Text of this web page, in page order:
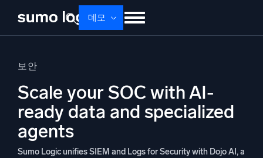
content
데모
Dojo AI 새로움
멀티에이전트 AI 플랫폼
보안
Scale your SOC with AI-
ready data and specialized
agents
Sumo Logic unifies SIEM and Logs for Security with Dojo AI, a